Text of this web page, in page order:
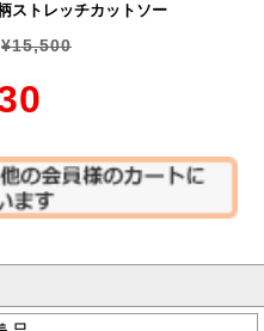
ストレッチカットソー
¥15,500